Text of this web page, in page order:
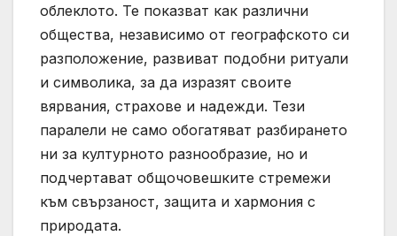
облеклото. Те показват как различни
общества, независимо от географското си
разположение, развиват подобни ритуали
и символика, за да изразят своите
вярвания, страхове и надежди. Тези
паралели не само обогатяват разбирането
ни за културното разнообразие, но и
подчертават общочовешките стремежи
към свързаност, защита и хармония с
природата.